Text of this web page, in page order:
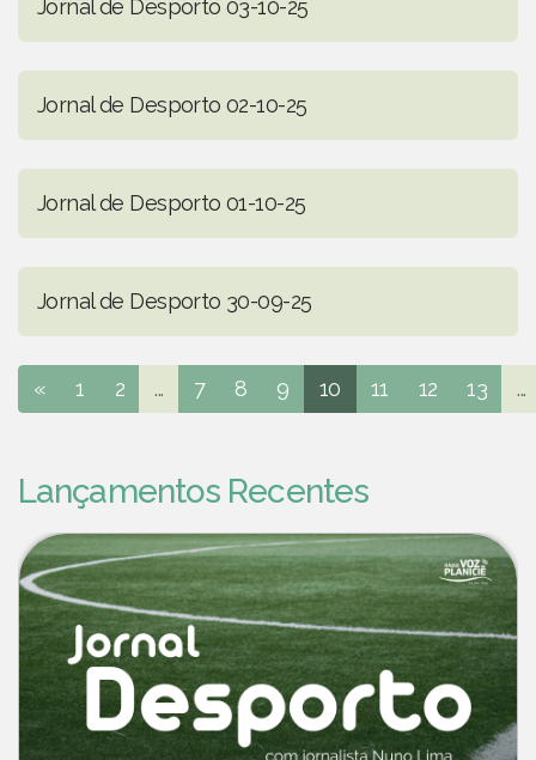
Jornal de Desporto 03-10-25
Jornal de Desporto 02-10-25
Jornal de Desporto 01-10-25
Jornal de Desporto 30-09-25
« 1 2 ... 7 8 9 10 11 12 13 ...
Lançamentos Recentes